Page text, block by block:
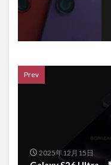
Prev
2025年12月15日